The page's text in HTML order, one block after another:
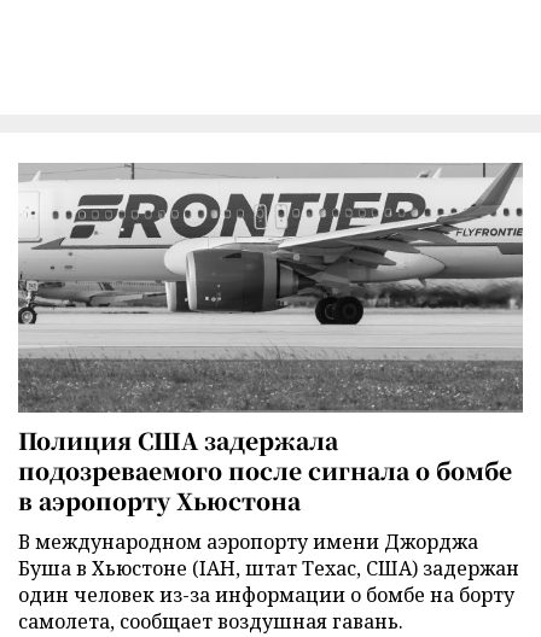
Полиция США задержала
подозреваемого после сигнала о бомбе
в аэропорту Хьюстона
В международном аэропорту имени Джорджа
Буша в Хьюстоне (IAH, штат Техас, США) задержан
один человек из-за информации о бомбе на борту
самолета, сообщает воздушная гавань.